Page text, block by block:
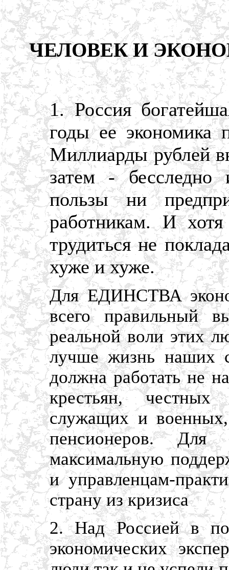
ЧЕЛОВЕК И
1. Россия
годы ее экономика
Миллиарды рублей
затем - бесследно
пользы ни
работникам. И
трудиться не
хуже и хуже.
Для ЕДИНСТВА
всего правильный
реальной воли этих
лучше жизнь наших
должна работать не
крестьян,
служащих и
пенсионеров.
максимальную
и управленцам-
страну из кризиса
2. Над Россией в
экономических